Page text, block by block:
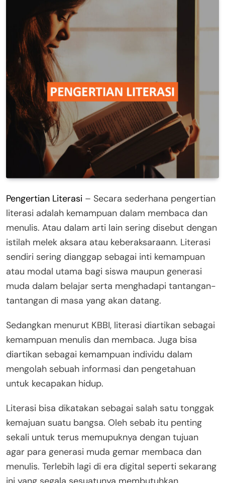
Pengertian Literasi – Secara sederhana pengertian
literasi adalah kemampuan dalam membaca dan
menulis. Atau dalam arti lain sering disebut dengan
istilah melek aksara atau keberaksaraann. Literasi
sendiri sering dianggap sebagai inti kemampuan
atau modal utama bagi siswa maupun generasi
muda dalam belajar serta menghadapi tantangan-
tantangan di masa yang akan datang.
Sedangkan menurut KBBI, literasi diartikan sebagai
kemampuan menulis dan membaca. Juga bisa
diartikan sebagai kemampuan individu dalam
mengolah sebuah informasi dan pengetahuan
untuk kecapakan hidup.
Literasi bisa dikatakan sebagai salah satu tonggak
kemajuan suatu bangsa. Oleh sebab itu penting
sekali untuk terus memupuknya dengan tujuan
agar para generasi muda gemar membaca dan
menulis. Terlebih lagi di era digital seperti sekarang